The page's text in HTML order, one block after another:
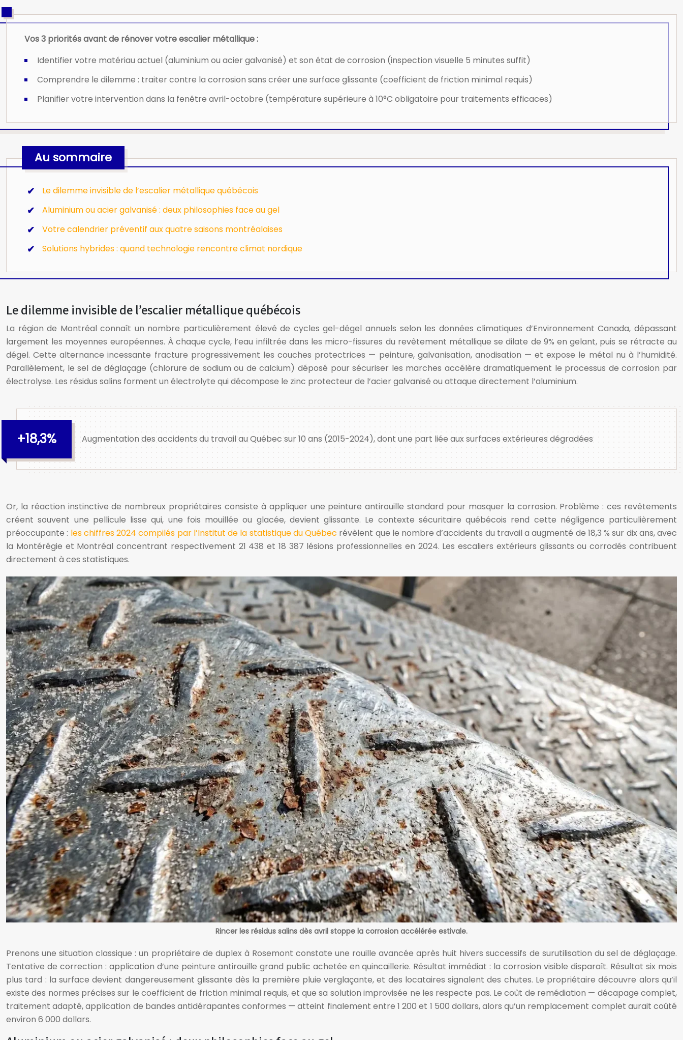
Vos 3 priorités avant de rénover votre escalier métallique :
Identifier votre matériau actuel (aluminium ou acier galvanisé) et son état de corrosion (inspection visuelle 5 minutes suffit)
Comprendre le dilemme : traiter contre la corrosion sans créer une surface glissante (coefficient de friction minimal requis)
Planifier votre intervention dans la fenêtre avril-octobre (température supérieure à 10°C obligatoire pour traitements efficaces)
Au sommaire
Le dilemme invisible de l’escalier métallique québécois
Aluminium ou acier galvanisé : deux philosophies face au gel
Votre calendrier préventif aux quatre saisons montréalaises
Solutions hybrides : quand technologie rencontre climat nordique
Le dilemme invisible de l’escalier métallique québécois
La région de Montréal connaît un nombre particulièrement élevé de cycles gel-dégel annuels selon les données climatiques d’Environnement Canada, dépassant
largement les moyennes européennes. À chaque cycle, l’eau infiltrée dans les micro-fissures du revêtement métallique se dilate de 9% en gelant, puis se rétracte au
dégel. Cette alternance incessante fracture progressivement les couches protectrices — peinture, galvanisation, anodisation — et expose le métal nu à l’humidité.
Parallèlement, le sel de déglaçage (chlorure de sodium ou de calcium) déposé pour sécuriser les marches accélère dramatiquement le processus de corrosion par
électrolyse. Les résidus salins forment un électrolyte qui décompose le zinc protecteur de l’acier galvanisé ou attaque directement l’aluminium.
+18,3% Augmentation des accidents du travail au Québec sur 10 ans (2015-2024), dont une part liée aux surfaces extérieures dégradées
Or, la réaction instinctive de nombreux propriétaires consiste à appliquer une peinture antirouille standard pour masquer la corrosion. Problème : ces revêtements
créent souvent une pellicule lisse qui, une fois mouillée ou glacée, devient glissante. Le contexte sécuritaire québécois rend cette négligence particulièrement
préoccupante : les chiffres 2024 compilés par l’Institut de la statistique du Québec révèlent que le nombre d’accidents du travail a augmenté de 18,3 % sur dix ans, avec
la Montérégie et Montréal concentrant respectivement 21 438 et 18 387 lésions professionnelles en 2024. Les escaliers extérieurs glissants ou corrodés contribuent
directement à ces statistiques.
Rincer les résidus salins dès avril stoppe la corrosion accélérée estivale.
Prenons une situation classique : un propriétaire de duplex à Rosemont constate une rouille avancée après huit hivers successifs de surutilisation du sel de déglaçage.
Tentative de correction : application d’une peinture antirouille grand public achetée en quincaillerie. Résultat immédiat : la corrosion visible disparaît. Résultat six mois
plus tard : la surface devient dangereusement glissante dès la première pluie verglaçante, et des locataires signalent des chutes. Le propriétaire découvre alors qu’il
existe des normes précises sur le coefficient de friction minimal requis, et que sa solution improvisée ne les respecte pas. Le coût de remédiation — décapage complet,
traitement adapté, application de bandes antidérapantes conformes — atteint finalement entre 1 200 et 1 500 dollars, alors qu’un remplacement complet aurait coûté
environ 6 000 dollars.